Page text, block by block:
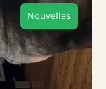
Nouvelles